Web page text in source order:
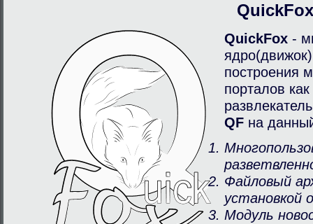
QuickFox
QuickFox -
построения
порталов
QF на
Файловый
установкой
Модуль